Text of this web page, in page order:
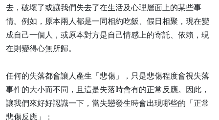
去，破壞了或讓我們失去了在生活及心理層面上的某些事
情。例如，原本兩人都是一同相約吃飯、假日相聚，現在變
成自己一個人，或原本對方是自己情感上的寄託、依賴，現
在則變得心無所歸。
任何的失落都會讓人產生「悲傷」，只是悲傷程度會視失落
事件的大小而不同，且這是失落時會有的正常反應。因此，
讓我們來好好認識一下，當失戀發生時會出現哪些的「正常
悲傷反應」：